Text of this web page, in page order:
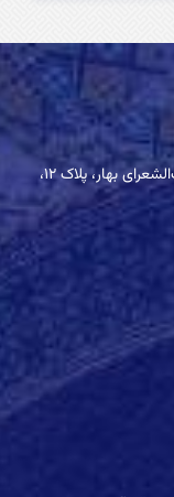
ایران، تهران، تقاطع خیابان طالقانی و ملک‌الشعرای بهار، پلاک ۱۲،